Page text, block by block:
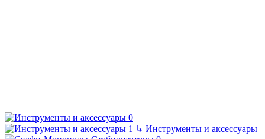
↳ Инструменты и аксессуары